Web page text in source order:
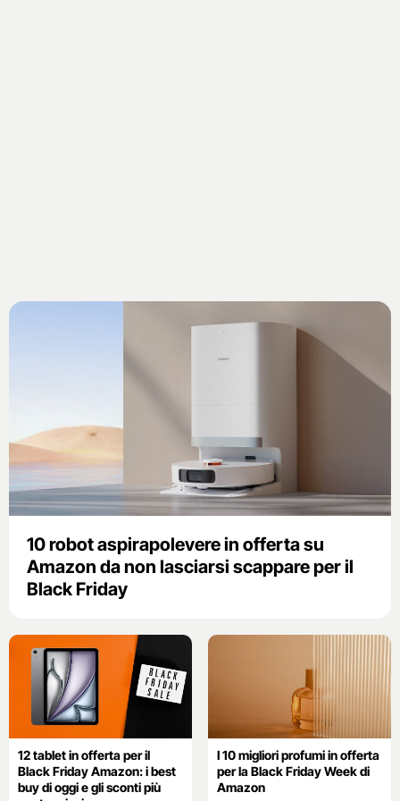
10 robot aspirapolevere in offerta su
Amazon da non lasciarsi scappare per il
Black Friday
12 tablet in offerta per il
Black Friday Amazon: i best
buy di oggi e gli sconti più
I 10 migliori profumi in offerta
per la Black Friday Week di
Amazon